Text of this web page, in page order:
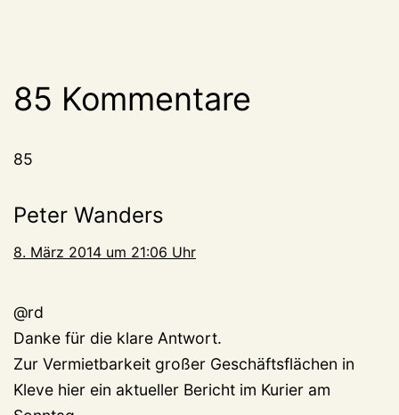
85 Kommentare
85
Peter Wanders
8. März 2014 um 21:06 Uhr
@rd
Danke für die klare Antwort.
Zur Vermietbarkeit großer Geschäftsflächen in
Kleve hier ein aktueller Bericht im Kurier am